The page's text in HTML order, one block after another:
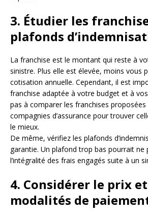
3. Étudier les
plafonds
La franchise est le montant qui reste à
sinistre. Plus elle est élevée, moins vous
cotisation annuelle. Cependant, il est
franchise adaptée à votre budget et à
pas à comparer les franchises
compagnies d’assurance pour trouver
le mieux.
De même, vérifiez les plafonds
garantie. Un plafond trop bas pourrait ne
l’intégralité des frais engagés suite à un
4. Considérer le prix
modalités de